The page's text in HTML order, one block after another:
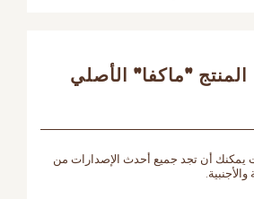
"ماكفا" الأصلي
يمكنك أن تجد جميع أحدث الإصدارات من